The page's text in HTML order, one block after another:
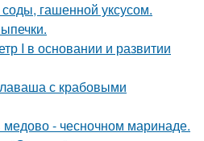
гашенной уксусом.
I в основании и развитии
с крабовыми
- чесночном маринаде.